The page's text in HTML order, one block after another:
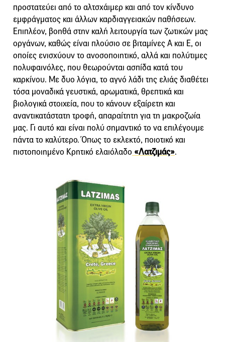
προστατεύει από το αλτσχάιμερ και από τον κίνδυνο
εμφράγματος και άλλων καρδιαγγειακών παθήσεων.
Επιπλέον, βοηθά στην καλή λειτουργία των ζωτικών μας
οργάνων, καθώς είναι πλούσιο σε βιταμίνες Α και Ε, οι
οποίες ενισχύουν το ανοσοποιητικό, αλλά και πολύτιμες
πολυφαινόλες, που θεωρούνται ασπίδα κατά του
καρκίνου. Με δυο λόγια, το αγνό λάδι της ελιάς διαθέτει
τόσα μοναδικά γευστικά, αρωματικά, θρεπτικά και
βιολογικά στοιχεία, που το κάνουν εξαίρετη και
αναντικατάστατη τροφή, απαραίτητη για τη μακροζωία
μας. Γι αυτό και είναι πολύ σημαντικό το να επιλέγουμε
πάντα το καλύτερο. Όπως το εκλεκτό, ποιοτικό και
πιστοποιημένο Κρητικό ελαιόλαδο «Λατζιμάς».